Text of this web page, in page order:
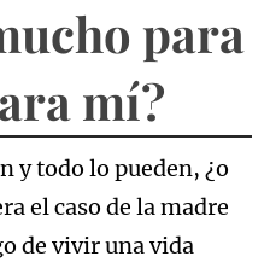
para
mí?
y todo lo pueden, ¿o
el caso de la madre
de vivir una vida